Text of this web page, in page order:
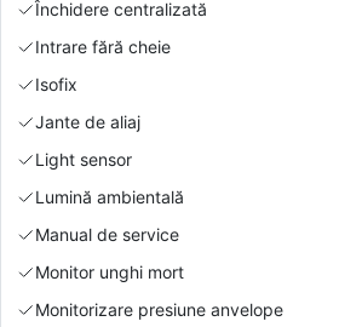
Închidere centralizată
Intrare fără cheie
Isofix
Jante de aliaj
Light sensor
Lumină ambientală
Manual de service
Monitor unghi mort
Monitorizare presiune anvelope